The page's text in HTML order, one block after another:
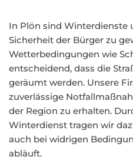
In Plön sind Winterdienste
Sicherheit der Bürger zu
Wetterbedingungen wie
entscheidend, dass die
geräumt werden. Unsere
zuverlässige
der Region zu erhalten.
Winterdienst tragen wir
auch bei widrigen
abläuft.